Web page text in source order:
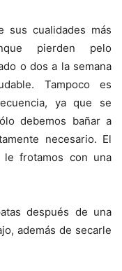
cualidades más
pierden pelo
o dos a la semana
Tampoco es
ya que se
debemos bañar a
necesario. El
frotamos con una
después de una
además de secarle